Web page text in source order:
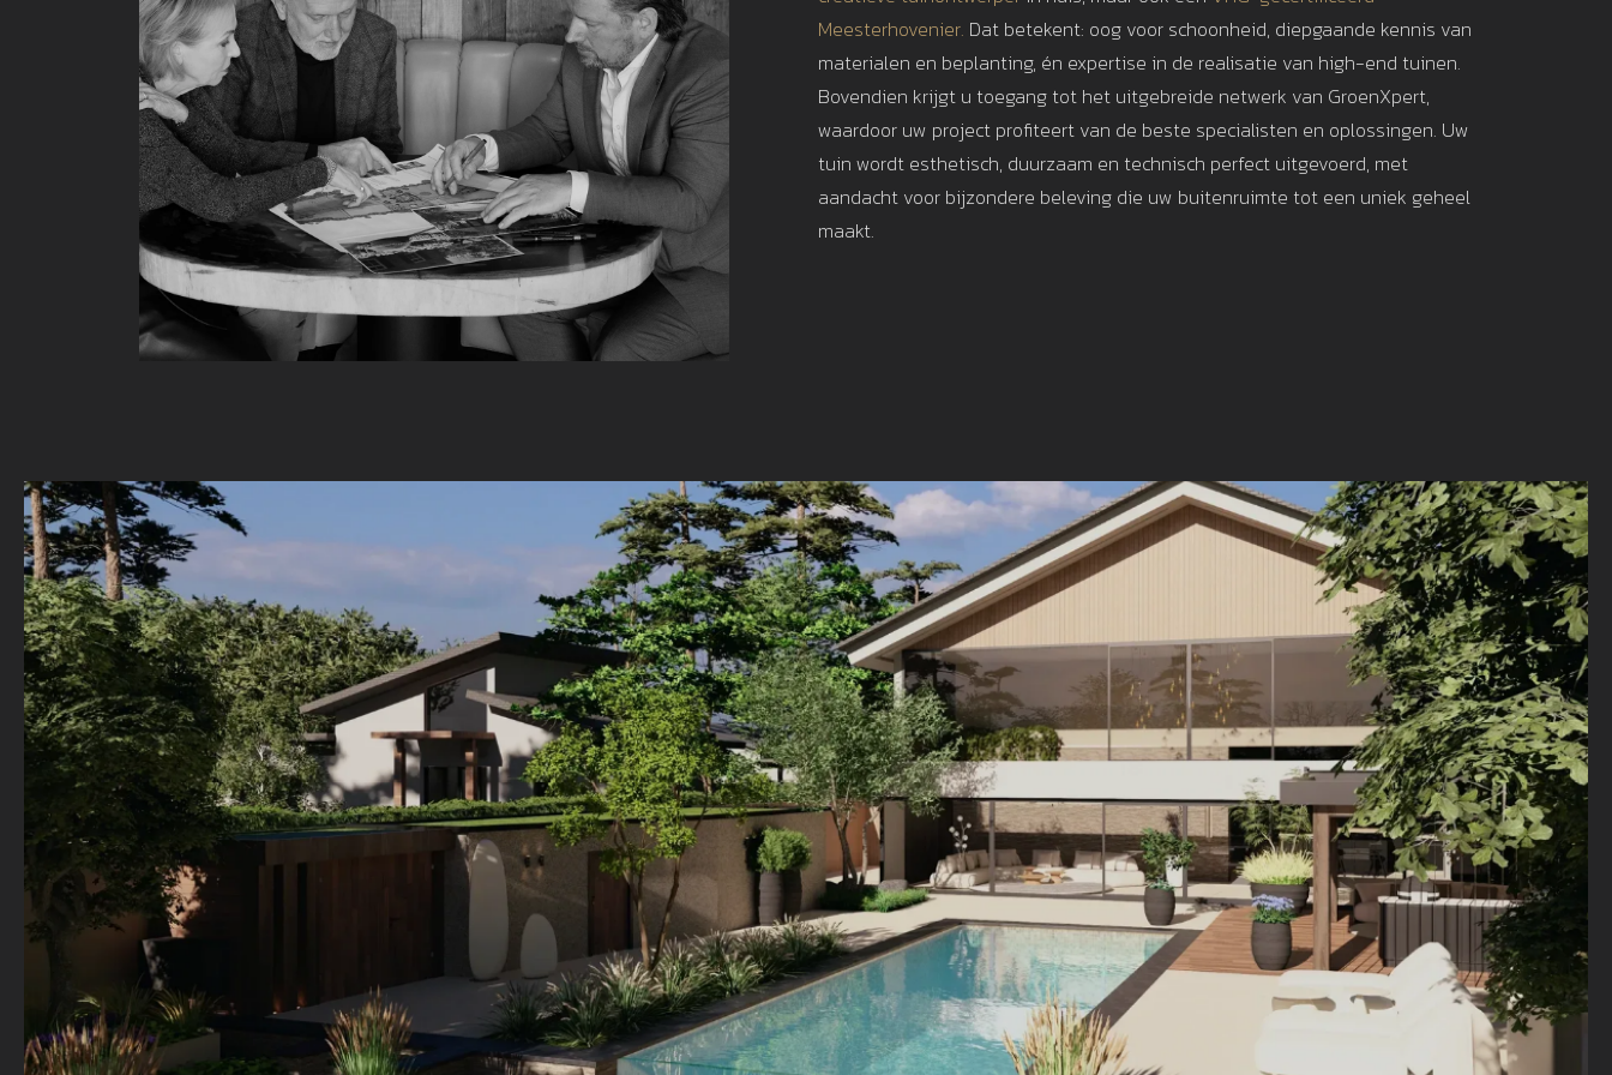
Meesterhovenier. Dat betekent: oog voor schoonheid, diepgaande kennis van
materialen en beplanting, én expertise in de realisatie van high-end tuinen.
Bovendien krijgt u toegang tot het uitgebreide netwerk van GroenXpert,
waardoor uw project profiteert van de beste specialisten en oplossingen. Uw
tuin wordt esthetisch, duurzaam en technisch perfect uitgevoerd, met
aandacht voor bijzondere beleving die uw buitenruimte tot een uniek geheel
maakt.